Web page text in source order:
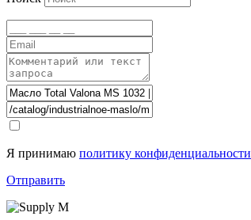
Я принимаю политику конфиденциальности
Отправить